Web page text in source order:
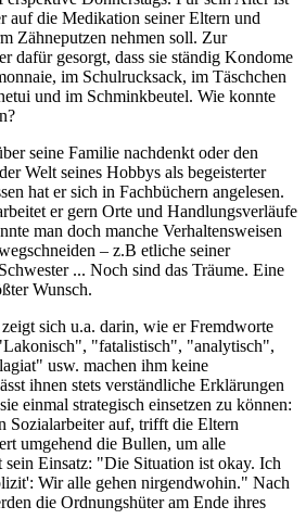
auf die Medikation seiner Eltern und
Zähneputzen nehmen soll. Zur
dafür gesorgt, dass sie ständig Kondome
im Schulrucksack, im Täschchen
und im Schminkbeutel. Wie konnte
seine Familie nachdenkt oder den
Welt seines Hobbys als begeisterter
hat er sich in Fachbüchern angelesen.
er gern Orte und Handlungsverläufe
man doch manche Verhaltensweisen
– z.B etliche seiner
... Noch sind das Träume. Eine
Wunsch.
sich u.a. darin, wie er Fremdworte
"fatalistisch", "analytisch",
usw. machen ihm keine
ihnen stets verständliche Erklärungen
einmal strategisch einsetzen zu können:
Sozialarbeiter auf, trifft die Eltern
umgehend die Bullen, um alle
sein Einsatz: "Die Situation ist okay. Ich
Wir alle gehen nirgendwohin." Nach
die Ordnungshüter am Ende ihres